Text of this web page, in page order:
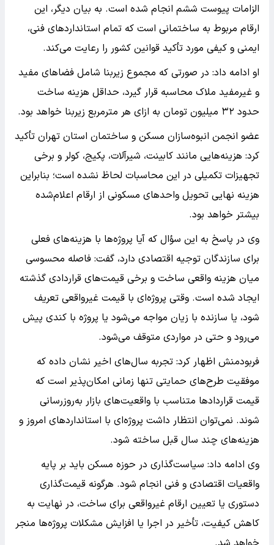
الزامات پیوست ششم انجام شده است. به بیان دیگر، این
ارقام مربوط به ساختمانی است که تمام استانداردهای فنی،
ایمنی و کیفی مورد تأکید قوانین کشور را رعایت می‌کند.
او ادامه داد: در صورتی که مجموع زیربنا شامل فضاهای مفید
و غیرمفید ملاک محاسبه قرار گیرد، حداقل هزینه ساخت
حدود ۳۲ میلیون تومان به ازای هر مترمربع زیربنا خواهد بود.
عضو انجمن انبوه‌سازان مسکن و ساختمان استان تهران تأکید
کرد: هزینه‌هایی مانند کابینت، شیرآلات، پکیج، کولر و برخی
تجهیزات تکمیلی در این محاسبات لحاظ نشده است؛ بنابراین
هزینه نهایی تحویل واحدهای مسکونی از ارقام اعلام‌شده
بیشتر خواهد بود.
وی در پاسخ به این سؤال که آیا پروژه‌ها با هزینه‌های فعلی
برای سازندگان توجیه اقتصادی دارد، گفت: فاصله محسوسی
میان هزینه واقعی ساخت و برخی قیمت‌های قراردادی گذشته
ایجاد شده است. وقتی پروژه‌ای با قیمت غیرواقعی تعریف
شود، یا سازنده با زیان مواجه می‌شود یا پروژه با کندی پیش
می‌رود و حتی در مواردی متوقف می‌شود.
فربودمنش اظهار کرد: تجربه سال‌های اخیر نشان داده که
موفقیت طرح‌های حمایتی تنها زمانی امکان‌پذیر است که
قیمت قراردادها متناسب با واقعیت‌های بازار به‌روزرسانی
شوند. نمی‌توان انتظار داشت پروژه‌ای با استانداردهای امروز و
هزینه‌های چند سال قبل ساخته شود.
وی ادامه داد: سیاست‌گذاری در حوزه مسکن باید بر پایه
واقعیات اقتصادی و فنی انجام شود. هرگونه قیمت‌گذاری
دستوری یا تعیین ارقام غیرواقعی برای ساخت، در نهایت به
کاهش کیفیت، تأخیر در اجرا یا افزایش مشکلات پروژه‌ها منجر